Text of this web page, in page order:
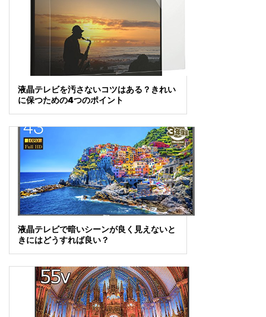
液晶テレビを汚さないコツはある？きれい
に保つための4つのポイント
液晶テレビで暗いシーンが良く見えないと
きにはどうすれば良い？